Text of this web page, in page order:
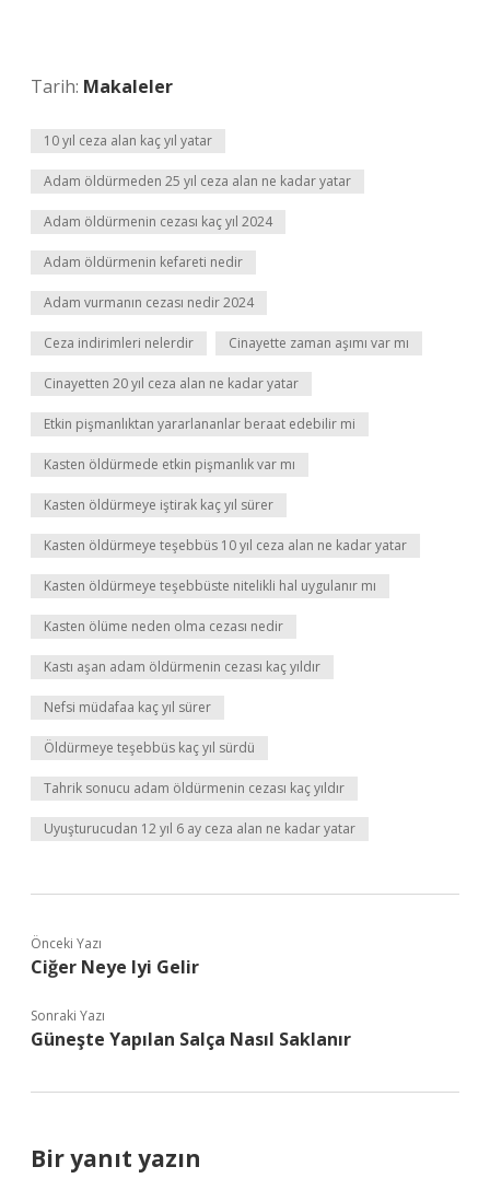
Tarih: Makaleler
10 yıl ceza alan kaç yıl yatar
Adam öldürmeden 25 yıl ceza alan ne kadar yatar
Adam öldürmenin cezası kaç yıl 2024
Adam öldürmenin kefareti nedir
Adam vurmanın cezası nedir 2024
Ceza indirimleri nelerdir Cinayette zaman aşımı var mı
Cinayetten 20 yıl ceza alan ne kadar yatar
Etkin pişmanlıktan yararlananlar beraat edebilir mi
Kasten öldürmede etkin pişmanlık var mı
Kasten öldürmeye iştirak kaç yıl sürer
Kasten öldürmeye teşebbüs 10 yıl ceza alan ne kadar yatar
Kasten öldürmeye teşebbüste nitelikli hal uygulanır mı
Kasten ölüme neden olma cezası nedir
Kastı aşan adam öldürmenin cezası kaç yıldır
Nefsi müdafaa kaç yıl sürer
Öldürmeye teşebbüs kaç yıl sürdü
Tahrik sonucu adam öldürmenin cezası kaç yıldır
Uyuşturucudan 12 yıl 6 ay ceza alan ne kadar yatar
Önceki Yazı
Ciğer Neye Iyi Gelir
Sonraki Yazı
Güneşte Yapılan Salça Nasıl Saklanır
Bir yanıt yazın